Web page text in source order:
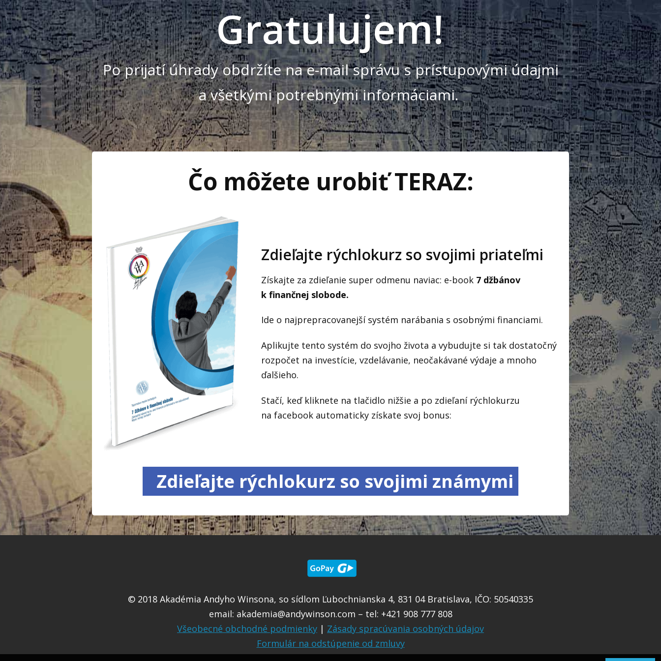
Gratulujem!
Po prijatí úhrady obdržíte na e-mail správu s prístupovými údajmi
a všetkými potrebnými informáciami.
Čo môžete urobiť TERAZ:
Zdieľajte rýchlokurz so svojimi priateľmi
Získajte za zdieľanie super odmenu naviac: e-book 7 džbánov
k finančnej slobode.
Ide o najprepracovanejší systém narábania s osobnými financiami.
Aplikujte tento systém do svojho života a vybudujte si tak dostatočný
rozpočet na investície, vzdelávanie, neočakávané výdaje a mnoho
ďalšieho.
Stačí, keď kliknete na tlačidlo nižšie a po zdieľaní rýchlokurzu
na facebook automaticky získate svoj bonus:
Zdieľajte rýchlokurz so svojimi známymi
© 2018 Akadémia Andyho Winsona, so sídlom Ľubochnianska 4, 831 04 Bratislava, IČO: 50540335
email: akademia@andywinson.com – tel: +421 908 777 808
Všeobecné obchodné podmienky | Zásady spracúvania osobných údajov
Formulár na odstúpenie od zmluvy